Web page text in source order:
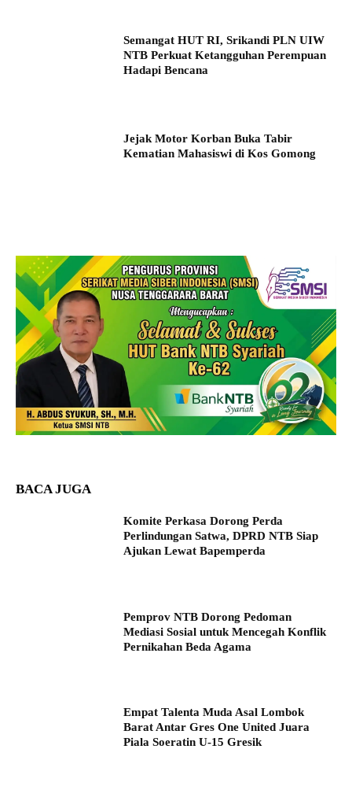
Semangat HUT RI, Srikandi PLN UIW
NTB Perkuat Ketangguhan Perempuan
Hadapi Bencana
Jejak Motor Korban Buka Tabir
Kematian Mahasiswi di Kos Gomong
BACA JUGA
Komite Perkasa Dorong Perda
Perlindungan Satwa, DPRD NTB Siap
Ajukan Lewat Bapemperda
Pemprov NTB Dorong Pedoman
Mediasi Sosial untuk Mencegah Konflik
Pernikahan Beda Agama
Empat Talenta Muda Asal Lombok
Barat Antar Gres One United Juara
Piala Soeratin U-15 Gresik